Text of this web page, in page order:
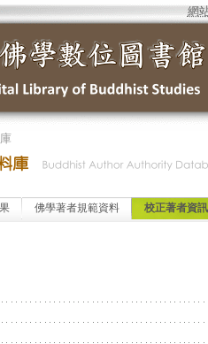
網
佛學著者規範資料 校正著者資訊